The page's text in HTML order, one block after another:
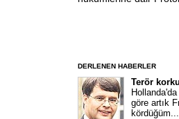
DERLENEN HABERLER
Terör
göre artık